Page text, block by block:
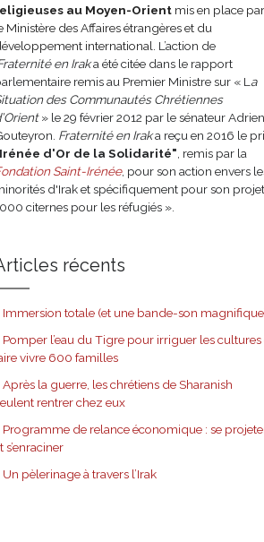
au Moyen-Orientmis en place par
Ministère des Affaires étrangères et du
international. L’action de
en Iraka été citée dans le rapport
remis au Premier Ministre sur « L a
des Communautés Chrétiennes
» le 29 février 2012 par le sénateur Adrien
Fraternité en Iraka reçu en 2016 le
d'Or de la Solidarité" , remis par la
Saint-Irénée, pour son action envers
d'Irak et spécifiquement pour son
citernes pour les réfugiés ».
récents
Immersion totale (et une bande-son
Pomper l’eau du Tigre pour irriguer les cultures
vivre 600 familles
Après la guerre, les chrétiens de Sharanish
rentrer chez eux
Programme de relance économique : se
s’enraciner
Un pèlerinage à travers l’Irak